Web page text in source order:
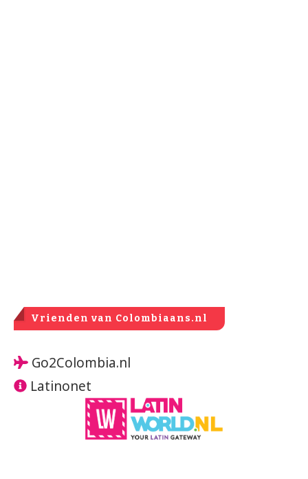
Vrienden van Colombiaans.nl
Go2Colombia.nl
Latinonet